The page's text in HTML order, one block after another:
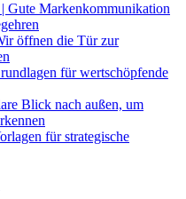
Gute Markenkommunikation
öffnen die Tür zur
für wertschöpfende
Blick nach außen, um
für strategische